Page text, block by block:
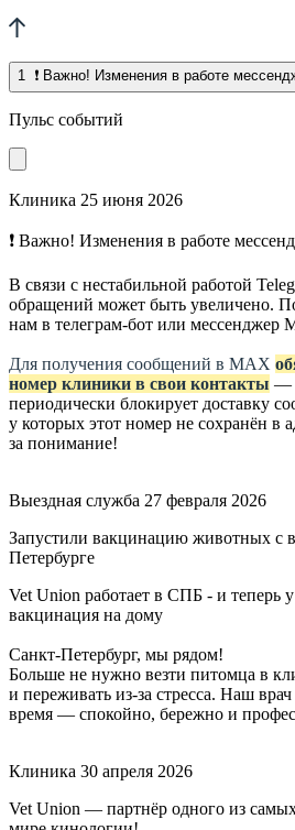
1 ❗ Важно! Изменения в работе
Пульс событий
Клиника 25 июня 2026
❗ Важно! Изменения в работе
В связи с нестабильной работой
обращений может быть увеличено.
нам в телеграм-бот или
Для получения сообщений в МАХ
номер клиники в свои контакты —
периодически блокирует доставку
у которых этот номер не сохранён в
за понимание!
Выездная служба 27 февраля 2026
Запустили вакцинацию животных с
Петербурге
Vet Union работает в СПБ - и теперь
вакцинация на дому
Санкт-Петербург, мы рядом!
Больше не нужно везти питомца в
и переживать из-за стресса. Наш
время — спокойно, бережно и
Клиника 30 апреля 2026
Vet Union — партнёр одного из